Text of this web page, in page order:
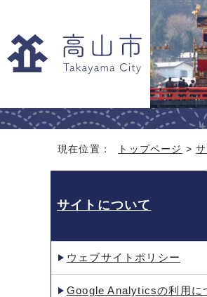
現在位置： トップページ >
サイトについて
ウェブサイトポリシー
Google Analyticsの利⽤に